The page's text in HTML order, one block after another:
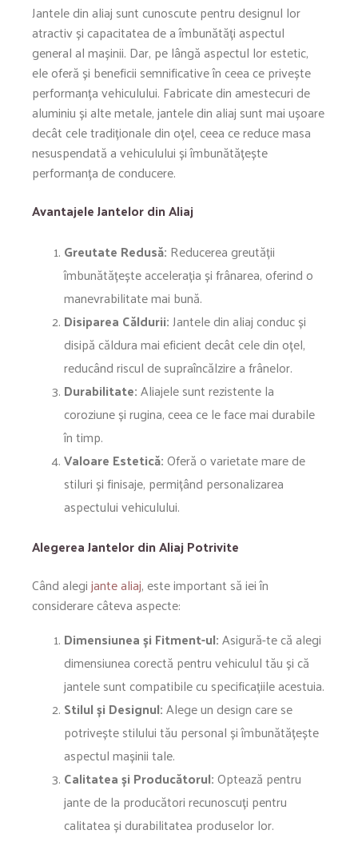
Jantele din aliaj sunt cunoscute pentru designul lor
atractiv și capacitatea de a îmbunătăți aspectul
general al mașinii. Dar, pe lângă aspectul lor estetic,
ele oferă și beneficii semnificative în ceea ce privește
performanța vehiculului. Fabricate din amestecuri de
aluminiu și alte metale, jantele din aliaj sunt mai ușoare
decât cele tradiționale din oțel, ceea ce reduce masa
nesuspendată a vehiculului și îmbunătățește
performanța de conducere.
Avantajele Jantelor din Aliaj
Greutate Redusă: Reducerea greutății
îmbunătățește accelerația și frânarea, oferind o
manevrabilitate mai bună.
Disiparea Căldurii:Jantele din aliaj conduc și
disipă căldura mai eficient decât cele din oțel,
reducând riscul de supraîncălzire a frânelor.
Durabilitate:Aliajele sunt rezistente la
coroziune și rugina, ceea ce le face mai durabile
în timp.
Valoare Estetică:Oferă o varietate mare de
stiluri și finisaje, permițând personalizarea
aspectului vehiculului.
Alegerea Jantelor din Aliaj Potrivite
Când alegijante aliaj, este important să iei în
considerare câteva aspecte:
Dimensiunea și Fitment-ul:Asigură-te că alegi
dimensiunea corectă pentru vehiculul tău și că
jantele sunt compatibile cu specificațiile acestuia.
Stilul și Designul:Alege un design care se
potrivește stilului tău personal și îmbunătățește
aspectul mașinii tale.
Calitatea și Producătorul:Optează pentru
jante de la producători recunoscuți pentru
calitatea și durabilitatea produselor lor.